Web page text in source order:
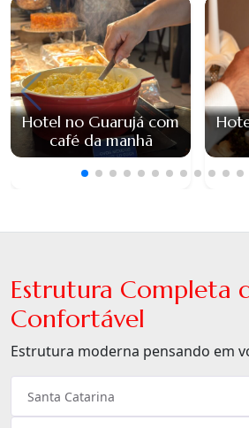
Hotel no Guarujá com
café da manhã
Estrutura Completa
Confortável
Estrutura moderna pensando em
Santa Catarina